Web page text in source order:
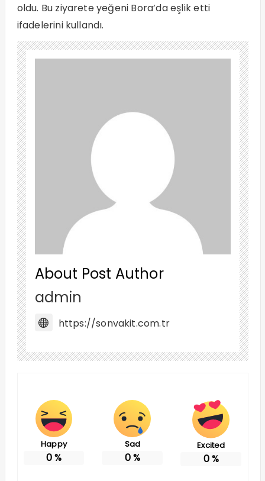
oldu. Bu ziyarete yeğeni Bora’da eşlik etti
ifadelerini kullandı.
About Post Author
admin
https://sonvakit.com.tr
Happy
0%
Sad
0%
Excited
0%